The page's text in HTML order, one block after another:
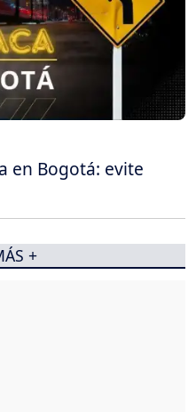
en Bogotá: evite
+